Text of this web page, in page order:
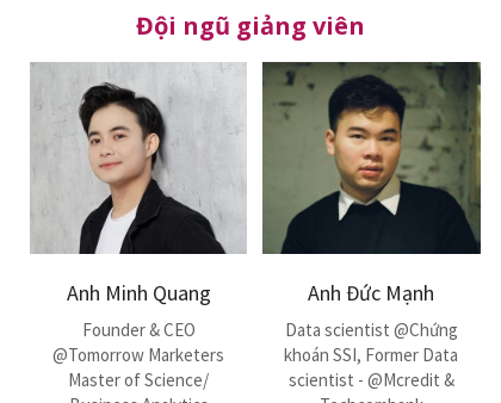
Đội ngũ giảng viên
Anh Đức Mạnh
Data scientist @Chứng
khoán SSI, Former Data
scientist - @Mcredit &
Anh Minh Quang
Founder & CEO
@Tomorrow Marketers
Master of Science/